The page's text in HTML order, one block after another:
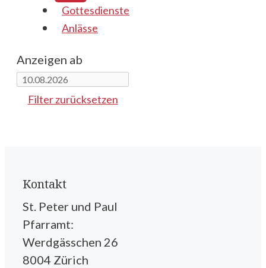
Gottesdienste
Anlässe
Anzeigen ab
Filter zurücksetzen
Kontakt
St. Peter und Paul
Pfarramt:
Werdgässchen 26
8004 Zürich